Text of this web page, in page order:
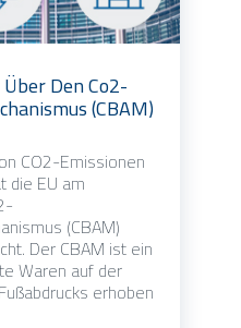
Den Co2-
(CBAM)
CO2-Emissionen
die EU am
(CBAM)
Der CBAM ist ein
Waren auf der
erhoben